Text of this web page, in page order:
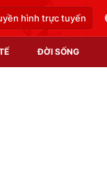
hình trực tuyến
ĐỜI SỐNG